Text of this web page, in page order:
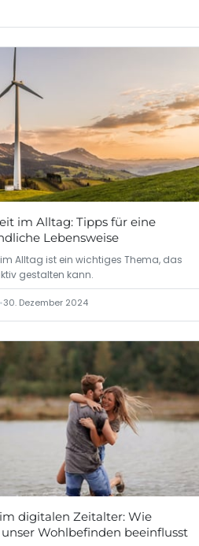
im Alltag: Tipps für eine
Lebensweise
Alltag ist ein wichtiges Thema, das
gestalten kann.
•30. Dezember 2024
digitalen Zeitalter: Wie
Wohlbefinden beeinflusst